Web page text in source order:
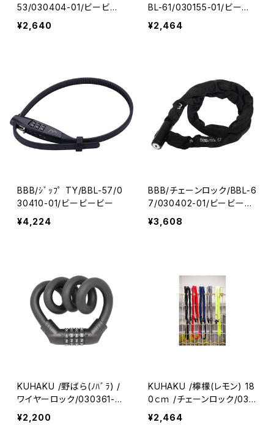
53/030404-01/ビービー
ビー
¥2,640
BL-61/030155-01/ビービ
ービー
¥2,464
BBB/ｼﾞｯﾌﾟ TY/BBL-57/0
30410-01/ビービービー
¥4,224
BBB/チェーンロック/BBL-6
7/030402-01/ビービービ
ー
¥3,608
KUHAKU /野ばら(ﾉﾊﾞﾗ) /
ワイヤーロック/030361-01
(クウハク)
¥2,200
KUHAKU /檸檬(レモン) 18
0ｃｍ /チェーンロック/030
388-01(クウハク)
¥2,464